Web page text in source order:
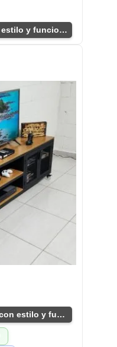
Rack industrial para TV: estilo y funcionalidad
Rack industrial para TV con estilo y funcionalidad